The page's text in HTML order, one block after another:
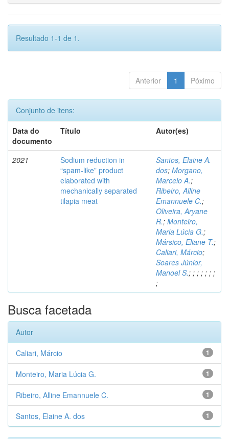
Resultado 1-1 de 1.
Anterior 1 Póximo
Conjunto de itens:
Data do
documento
Título Autor(es)
2021
Sodium reduction in
“spam-like” product
elaborated with
mechanically separated
tilapia meat
Santos, Elaine A.
dos; Morgano,
Marcelo A.;
Ribeiro, Alline
Emannuele C.;
Oliveira, Aryane
R.; Monteiro,
Maria Lúcia G.;
Mársico, Eliane T.;
Caliari, Márcio;
Soares Júnior,
Manoel S.; ; ; ; ; ; ;
;
Busca facetada
Autor
1
Caliari, Márcio
1
Monteiro, Maria Lúcia G.
1
Ribeiro, Alline Emannuele C.
1
Santos, Elaine A. dos